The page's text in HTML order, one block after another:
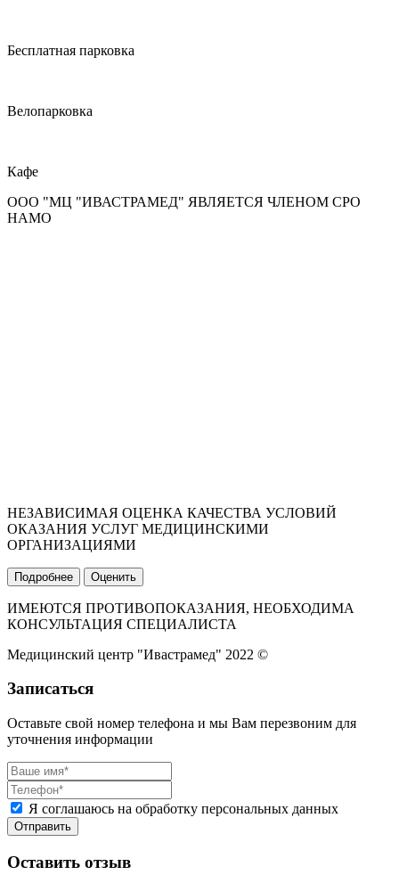
Бесплатная парковка
Велопарковка
Кафе
ООО "МЦ "ИВАСТРАМЕД" ЯВЛЯЕТСЯ ЧЛЕНОМ СРО
НАМО
НЕЗАВИСИМАЯ ОЦЕНКА КАЧЕСТВА УСЛОВИЙ
ОКАЗАНИЯ УСЛУГ МЕДИЦИНСКИМИ
ОРГАНИЗАЦИЯМИ
Подробнее Оценить
ИМЕЮТСЯ ПРОТИВОПОКАЗАНИЯ, НЕОБХОДИМА
КОНСУЛЬТАЦИЯ СПЕЦИАЛИСТА
Медицинский центр "Ивастрамед" 2022 ©
Записаться
Оставьте свой номер телефона и мы Вам перезвоним для
уточнения информации
Я соглашаюсь на обработку персональных данных
Оставить отзыв